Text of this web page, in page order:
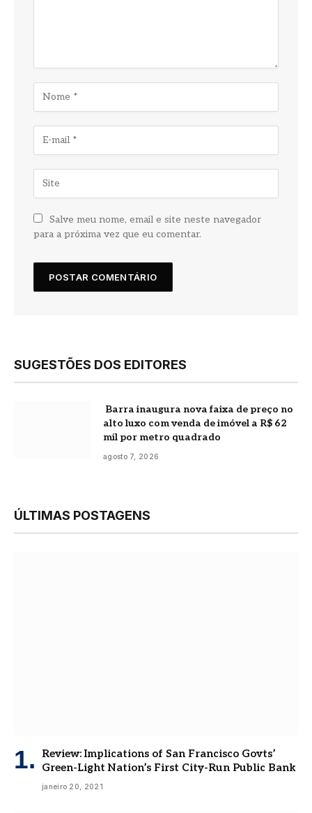
Salve meu nome, email e site neste navegador
para a próxima vez que eu comentar.
SUGESTÕES DOS EDITORES
Barra inaugura nova faixa de preço no
alto luxo com venda de imóvel a R$ 62
mil por metro quadrado
agosto 7, 2026
ÚLTIMAS POSTAGENS
Review: Implications of San Francisco Govts’
Green-Light Nation’s First City-Run Public Bank
janeiro 20, 2021